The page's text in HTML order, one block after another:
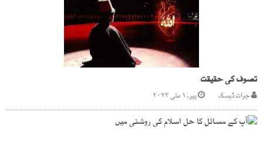
تصوف کی حقیقت
جرات ڈیسک پیر, ۱ مئی ۲۰۲۳